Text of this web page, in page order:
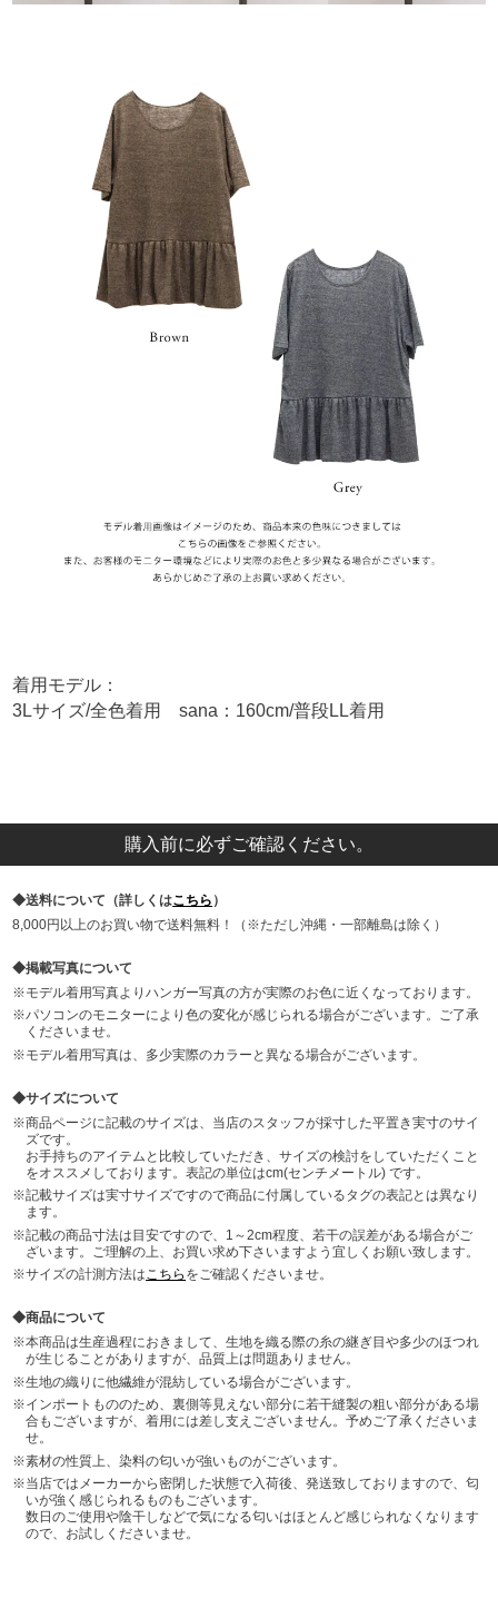
着用モデル：
3Lサイズ/全色着用 sana：160cm/普段LL着用
購入前に必ずご確認ください。
送料について（詳しくはこちら ）
8,000円以上のお買い物で送料無料！（※ただし沖縄・一部離島は除く）
掲載写真について
モデル着用写真よりハンガー写真の方が実際のお色に近くなっております。
パソコンのモニターにより色の変化が感じられる場合がございます。ご了承
くださいませ。
モデル着用写真は、多少実際のカラーと異なる場合がございます。
サイズについて
商品ページに記載のサイズは、当店のスタッフが採寸した平置き実寸のサイ
ズです。
お手持ちのアイテムと比較していただき、サイズの検討をしていただくこと
をオススメしております。表記の単位はcm(センチメートル) です。
記載サイズは実寸サイズですので商品に付属しているタグの表記とは異なり
ます。
記載の商品寸法は目安ですので、1～2cm程度、若干の誤差がある場合がご
ざいます。ご理解の上、お買い求め下さいますよう宜しくお願い致します。
サイズの計測方法はこちら をご確認くださいませ。
商品について
本商品は生産過程におきまして、生地を織る際の糸の継ぎ目や多少のほつれ
が生じることがありますが、品質上は問題ありません。
生地の織りに他繊維が混紡している場合がございます。
インポートもののため、裏側等見えない部分に若干縫製の粗い部分がある場
合もございますが、着用には差し支えございません。予めご了承くださいま
せ。
素材の性質上、染料の匂いが強いものがございます。
当店ではメーカーから密閉した状態で入荷後、発送致しておりますので、匂
いが強く感じられるものもございます。
数日のご使用や陰干しなどで気になる匂いはほとんど感じられなくなります
ので、お試しくださいませ。